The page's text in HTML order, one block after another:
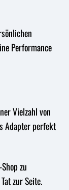
Performance
Vielzahl von
Adapter perfekt
zu
zur Seite.